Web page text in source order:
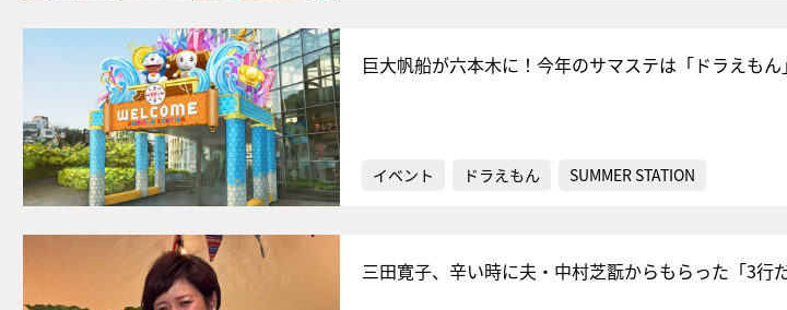
巨大帆船が六本木に！今年のサマステは「ドラえも
イベント ドラえもん SUMMER STATION
三田寛子、辛い時に夫・中村芝翫からもらった「3行